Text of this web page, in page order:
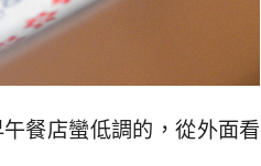
餐店蠻低調的，從外面看